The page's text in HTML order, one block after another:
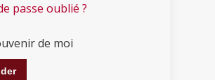
passe oublié ?
de moi